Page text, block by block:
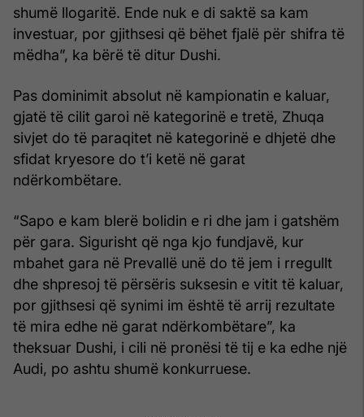
shumë llogaritë. Ende nuk e di saktë sa kam
investuar, por gjithsesi që bëhet fjalë për shifra të
mëdha”, ka bërë të ditur Dushi.
Pas dominimit absolut në kampionatin e kaluar,
gjatë të cilit garoi në kategorinë e tretë, Zhuqa
sivjet do të paraqitet në kategorinë e dhjetë dhe
sfidat kryesore do t’i ketë në garat
ndërkombëtare.
“Sapo e kam blerë bolidin e ri dhe jam i gatshëm
për gara. Sigurisht që nga kjo fundjavë, kur
mbahet gara në Prevallë unë do të jem i rregullt
dhe shpresoj të përsëris suksesin e vitit të kaluar,
por gjithsesi që synimi im është të arrij rezultate
të mira edhe në garat ndërkombëtare”, ka
theksuar Dushi, i cili në pronësi të tij e ka edhe një
Audi, po ashtu shumë konkurruese.